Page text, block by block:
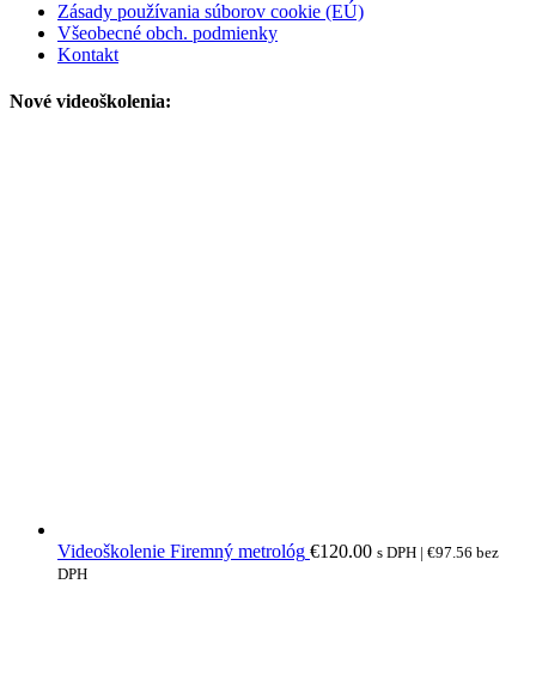
Zásady používania súborov cookie (EÚ)
Všeobecné obch. podmienky
Kontakt
Nové videoškolenia:
Videoškolenie Firemný metrológ €120.00 s DPH | €97.56 bez
DPH